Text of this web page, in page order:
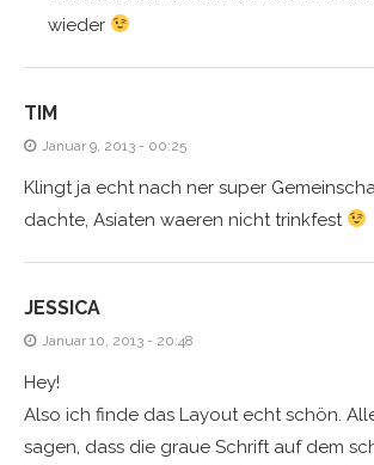
wieder
TIM
Januar 9, 2013 - 00:25
Klingt ja echt nach ner super
dachte, Asiaten waeren nicht trinkfest
JESSICA
Januar 10, 2013 - 20:48
Hey!
Also ich finde das Layout echt schön.
sagen, dass die graue Schrift auf dem